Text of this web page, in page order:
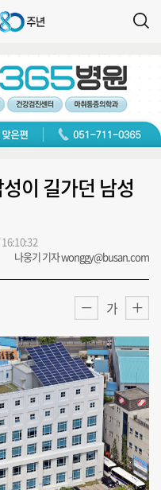
이 길가던 남성
나웅기 기자 wonggy@busan.com
가